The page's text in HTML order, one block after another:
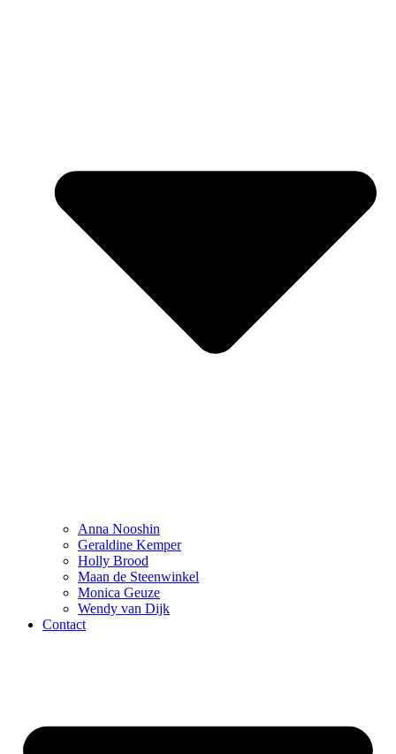
Anna Nooshin
Geraldine Kemper
Holly Brood
Maan de Steenwinkel
Monica Geuze
Wendy van Dijk
Contact